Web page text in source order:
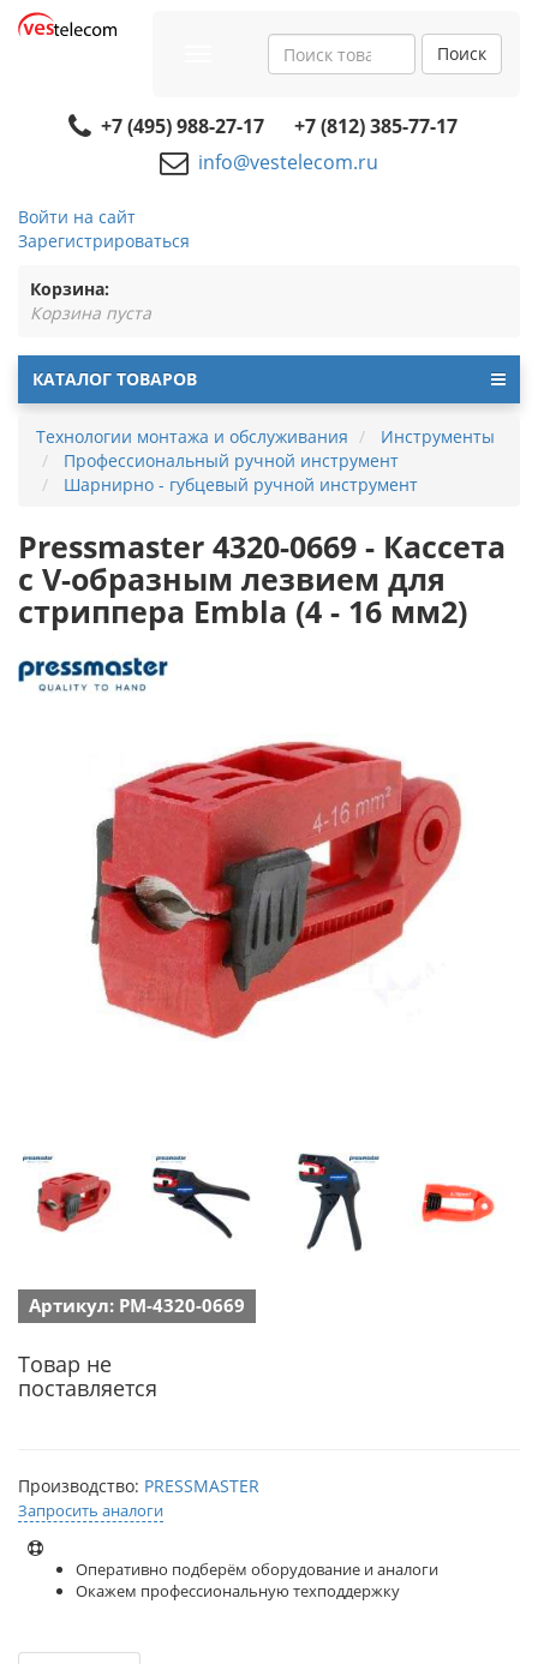
navigation
Поиск
+7 (495) 988-27-17
+7 (812) 385-77-17
info@vestelecom.ru
Войти на сайт
Зарегистрироваться
Корзина:
Корзина пуста
КАТАЛОГ ТОВАРОВ
Технологии монтажа и обслуживания
Инструменты
Профессиональный ручной инструмент
Шарнирно - губцевый ручной инструмент
Pressmaster 4320-0669 - Кассета
с V-образным лезвием для
стриппера Embla (4 - 16 мм2)
Артикул: PM-4320-0669
Товар не
поставляется
Производство: PRESSMASTER
Запросить аналоги
Оперативно подберём оборудование и аналоги
Окажем профессиональную техподдержку